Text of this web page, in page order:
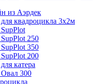
из Аэрдек
квадроцикла 3х2м
250
350
200
катера
300